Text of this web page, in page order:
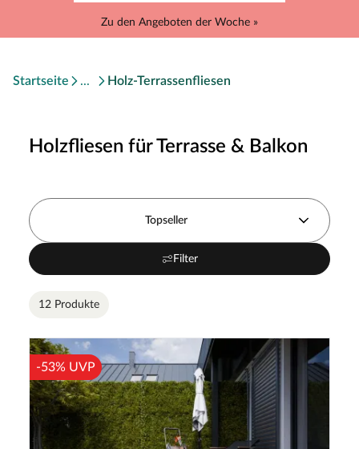
Zu den Angeboten der Woche »
Startseite Holz-Terrassenfliesen
Holzfliesen für Terrasse & Balkon
Topseller
Filter
12 Produkte
-53% UVP